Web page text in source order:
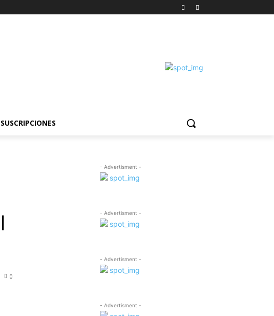
SUSCRIPCIONES
0
- Advertisment -
- Advertisment -
- Advertisment -
- Advertisment -